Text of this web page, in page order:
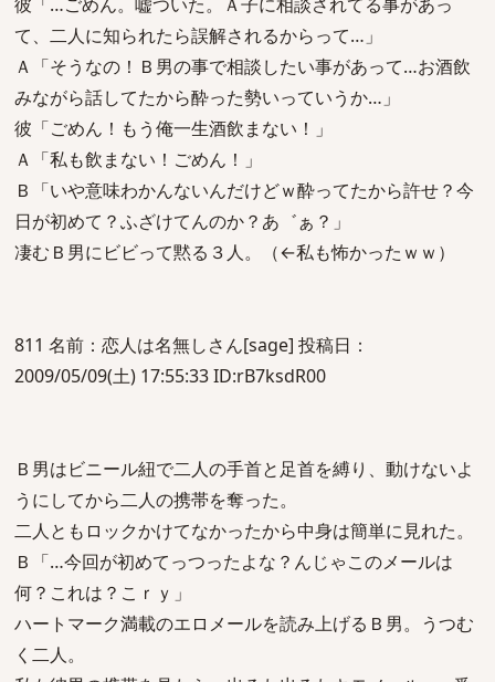
て、二人に知られたら誤解されるからって…」
Ａ「そうなの！Ｂ男の事で相談したい事があって…お酒飲
みながら話してたから酔った勢いっていうか…」
彼「ごめん！もう俺一生酒飲まない！」
Ａ「私も飲まない！ごめん！」
Ｂ「いや意味わかんないんだけどｗ酔ってたから許せ？今
日が初めて？ふざけてんのか？あ゛ぁ？」
凄むＢ男にビビって黙る３人。（←私も怖かったｗｗ）
811 名前：恋人は名無しさん[sage] 投稿日：
2009/05/09(土) 17:55:33 ID:rB7ksdR00
Ｂ男はビニール紐で二人の手首と足首を縛り、動けないよ
うにしてから二人の携帯を奪った。
二人ともロックかけてなかったから中身は簡単に見れた。
Ｂ「…今回が初めてっつったよな？んじゃこのメールは
何？これは？こｒｙ」
ハートマーク満載のエロメールを読み上げるＢ男。うつむ
く二人。